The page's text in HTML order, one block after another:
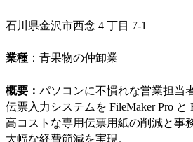
石川県金沢市西念 4 丁目 7-1
業種 ：青果物の仲卸業
概要： パソコンに不慣れな営業担当
伝票入力システムを FileMaker Pro と
高コストな専用伝票用紙の削減と事
大幅な経費節減を実現。